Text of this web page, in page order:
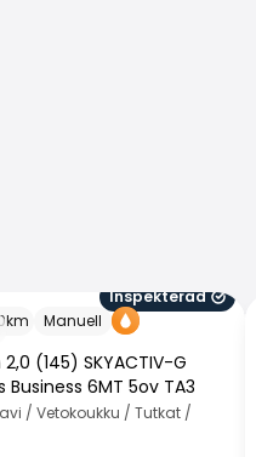
Inspekterad
km Manuell
(145) SKYACTIV-G
Business 6MT 5ov TA3
/ Vetokoukku / Tutkat /